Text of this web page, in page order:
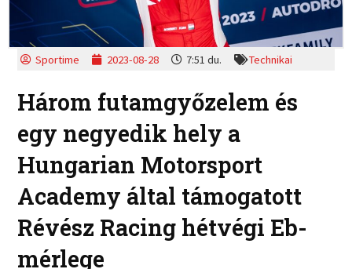
Sportime 2023-08-28 7:51 du. Technikai
Három futamgyőzelem és
egy negyedik hely a
Hungarian Motorsport
Academy által támogatott
Révész Racing hétvégi Eb-
mérlege